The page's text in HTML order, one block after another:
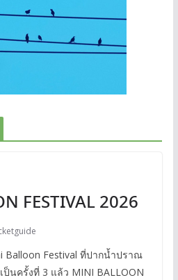
FESTIVAL 2026
Balloon Festival ที่ปากน้ำปราณ
นครั้งที่ 3 แล้ว MINI BALLOON